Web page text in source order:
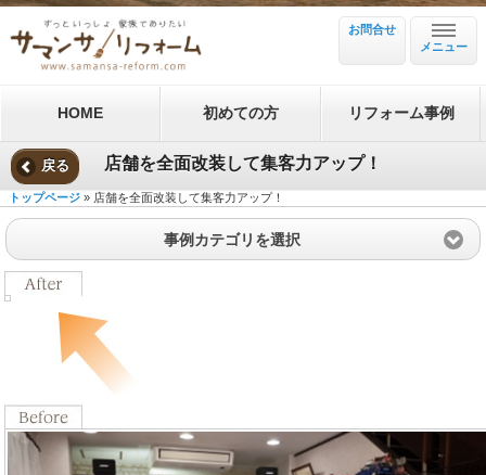
メニュー
お問合せ
HOME 初めての方 リフォーム事例
戻る 店舗を全面改装して集客力アップ！
トップページ » 店舗を全面改装して集客力アップ！
事例カテゴリを選択